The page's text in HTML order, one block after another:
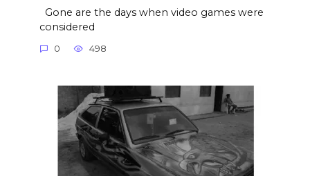
Gone are the days when video games were
considered
0 498